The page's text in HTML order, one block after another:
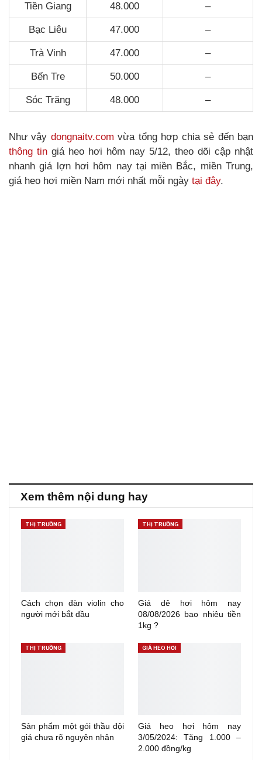
Tiền Giang 48.000 –
Bạc Liêu 47.000 –
Trà Vinh 47.000 –
Bến Tre 50.000 –
Sóc Trăng 48.000 –
Như vậy dongnaitv.com vừa tổng hợp chia sẻ đến bạn
thông tin giá heo hơi hôm nay 5/12, theo dõi cập nhật
nhanh giá lợn hơi hôm nay tại miền Bắc, miền Trung,
giá heo hơi miền Nam mới nhất mỗi ngày tại đây.
Xem thêm nội dung hay
THỊ TRƯỜNG
Cách chọn đàn violin cho
người mới bắt đầu
THỊ TRƯỜNG
Giá dê hơi hôm nay
08/08/2026 bao nhiêu tiền
1kg ?
THỊ TRƯỜNG
Sản phẩm một gói thầu đội
giá chưa rõ nguyên nhân
GIÁ HEO HƠI
Giá heo hơi hôm nay
3/05/2024: Tăng 1.000 –
2.000 đồng/kg